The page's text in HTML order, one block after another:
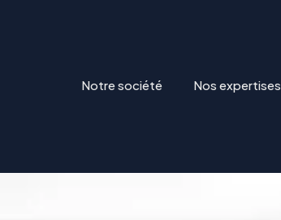
Notre société Nos expertises